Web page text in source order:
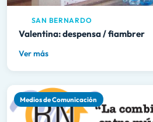
SAN BERNARDO
Valentina: despensa / fiambrer
Ver más
Medios de Comunicación